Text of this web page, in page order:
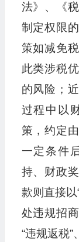
法》、《
制定权限
策如减免
此类涉税
的风险；
过程中以
策，约定
一定条件
持、财政
款则直接
处违规招
“违规返税